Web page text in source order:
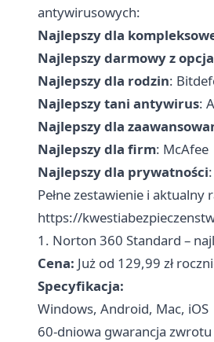
antywirusowych:
Najlepszy dla
Najlepszy darmowy z
Najlepszy dla rodzin:
Najlepszy tani antywirus:
Najlepszy dla
Najlepszy dla firm: McAfee
Najlepszy dla prywatności
Pełne zestawienie i
https://
1. Norton 360 Standard –
Cena: Już od 129,99 zł
Specyfikacja:
Windows, Android, Mac, iOS
60-dniowa gwarancja